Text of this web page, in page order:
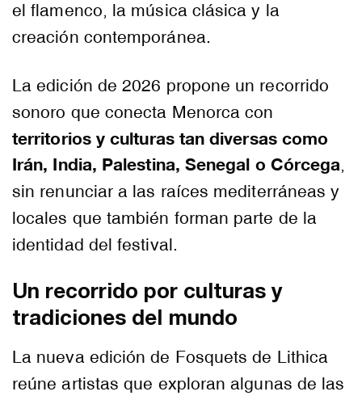
el flamenco, la música clásica y la
creación contemporánea.
La edición de 2026 propone un recorrido
sonoro que conecta Menorca con
territorios y culturas tan diversas como
Irán, India, Palestina, Senegal o Córcega,
sin renunciar a las raíces mediterráneas y
locales que también forman parte de la
identidad del festival.
Un recorrido por culturas y
tradiciones del mundo
La nueva edición de Fosquets de Lithica
reúne artistas que exploran algunas de las